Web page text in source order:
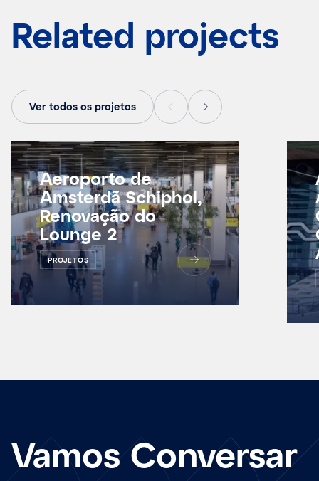
Related projects
Ver todos os projetos
Aeroporto de
Amsterdã Schiphol,
Renovação do
Lounge 2
PROJETOS
Vamos Conversar